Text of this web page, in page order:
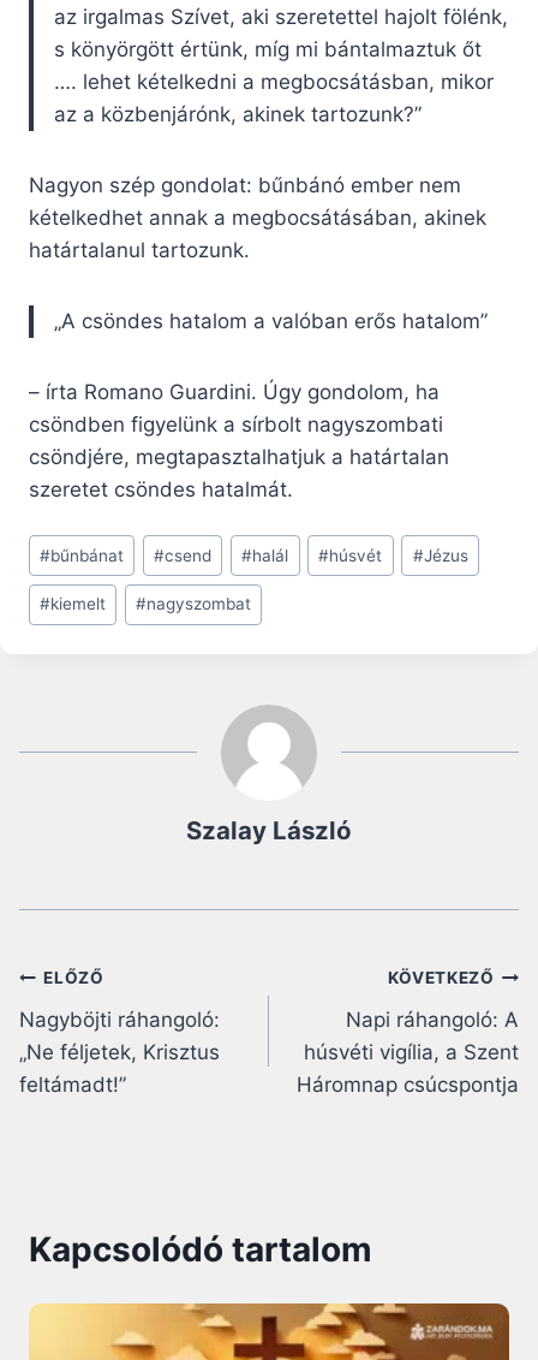
az irgalmas Szívet, aki szeretettel hajolt fölénk,
s könyörgött értünk, míg mi bántalmaztuk őt
…. lehet kételkedni a megbocsátásban, mikor
az a közbenjárónk, akinek tartozunk?”
Nagyon szép gondolat: bűnbánó ember nem
kételkedhet annak a megbocsátásában, akinek
határtalanul tartozunk.
„A csöndes hatalom a valóban erős hatalom”
– írta Romano Guardini. Úgy gondolom, ha
csöndben figyelünk a sírbolt nagyszombati
csöndjére, megtapasztalhatjuk a határtalan
szeretet csöndes hatalmát.
Post
Tags:
#bűnbánat #csend #halál #húsvét #Jézus
#kiemelt #nagyszombat
Szalay László
Bejegyzés
navigáció
ELŐZŐ
Nagyböjti ráhangoló:
„Ne féljetek, Krisztus
feltámadt!”
KÖVETKEZŐ
Napi ráhangoló: A
húsvéti vigília, a Szent
Háromnap csúcspontja
Kapcsolódó tartalom